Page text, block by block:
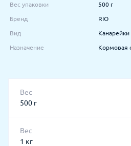
Вес упаковки 500 г
Бренд RIO
Вид Канарейки
Назначение Кормовая
Вес
500 г
Вес
1 кг